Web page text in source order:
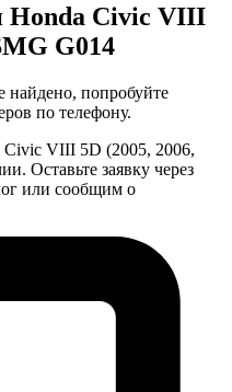
Honda Civic VIII
G014
найдено, попробуйте
по телефону.
Civic VIII 5D (2005, 2006,
Оставьте заявку через
или сообщим о